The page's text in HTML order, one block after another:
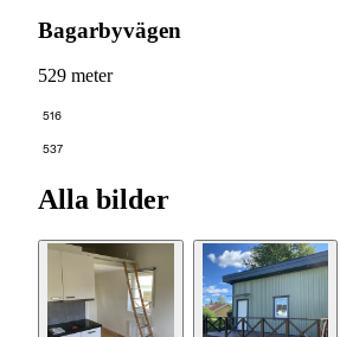
Bagarbyvägen
529 meter
516
537
Alla bilder